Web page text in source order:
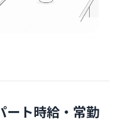
ート時給・常勤